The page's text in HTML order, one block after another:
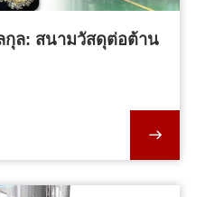
กุล: สนามวัสดุต่อต้าน